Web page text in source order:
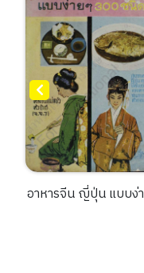
อาหารจีน ญี่ปุ่น แบบง่าย ๆ